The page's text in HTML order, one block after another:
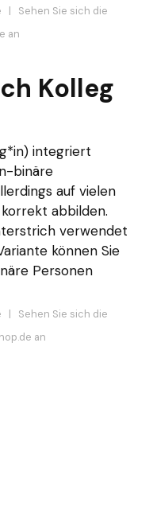
| Sehen Sie sich die
an
Kolleg
integriert
binäre
auf vielen
abbilden.
verwendet
können Sie
Personen
| Sehen Sie sich die
an